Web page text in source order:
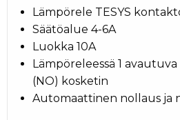
Lämpörele TESYS
Säätöalue 4-6A
Luokka 10A
Lämpöreleessä 1
(NO) kosketin
Automaattinen nollaus ja